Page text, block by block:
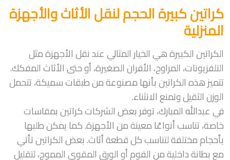
كراتين كبيرة الحجم لنقل الأثاث والأجهزة
المنزلية
الكراتين الكبيرة هي الخيار المثالي عند نقل الأجهزة مثل
التلفزيونات، المراوح، الأفران الصغيرة، أو حتى الأثاث المفكك.
تتميز هذه الكراتين بأنها مصنوعة من طبقات سميكة، تتحمل
الوزن الثقيل وتمنع الانثناء.
في عبدالله المبارك، توفر بعض الشركات كراتين بمقاسات
خاصة، تناسب أنواعًا معينة من الأجهزة. كما يمكن طلبها
بأحجام مختلفة لتناسب كل قطعة أثاث. بعض الكراتين تأتي
مع بطانة داخلية من الفوم أو الورق المقوى المموج، لتقليل